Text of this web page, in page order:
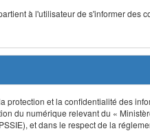
à l'utilisateur de s'informer des
et la confidentialité des
du numérique relevant du «
et dans le respect de la